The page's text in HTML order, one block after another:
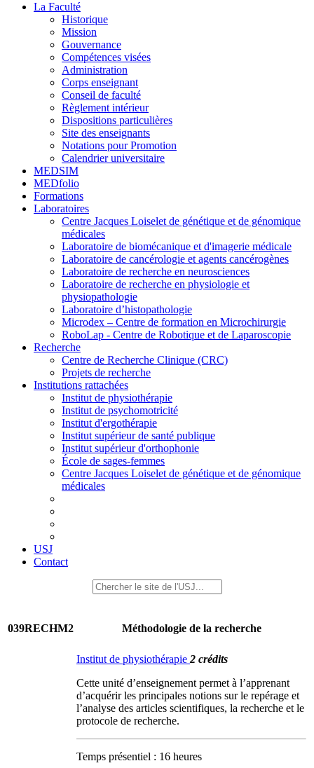
La Faculté
Historique
Mission
Gouvernance
Compétences visées
Administration
Corps enseignant
Conseil de faculté
Règlement intérieur
Dispositions particulières
Site des enseignants
Notations pour Promotion
Calendrier universitaire
MEDSIM
MEDfolio
Formations
Laboratoires
Centre Jacques Loiselet de génétique et de génomique
médicales
Laboratoire de biomécanique et d'imagerie médicale
Laboratoire de cancérologie et agents cancérogènes
Laboratoire de recherche en neurosciences
Laboratoire de recherche en physiologie et
physiopathologie
Laboratoire d’histopathologie
Microdex – Centre de formation en Microchirurgie
RoboLap - Centre de Robotique et de Laparoscopie
Recherche
Centre de Recherche Clinique (CRC)
Projets de recherche
Institutions rattachées
Institut de physiothérapie
Institut de psychomotricité
Institut d'ergothérapie
Institut supérieur de santé publique
Institut supérieur d'orthophonie
École de sages-femmes
Centre Jacques Loiselet de génétique et de génomique
médicales
USJ
Contact
039RECHM2 Méthodologie de la recherche
Institut de physiothérapie 2 crédits
Cette unité d’enseignement permet à l’apprenant
d’acquérir les principales notions sur le repérage et
l’analyse des articles scientifiques, la recherche et le
protocole de recherche.
Temps présentiel : 16 heures